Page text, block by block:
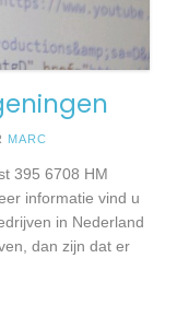
MARC
395 6708 HM
informatie vind u
in Nederland
dan zijn dat er